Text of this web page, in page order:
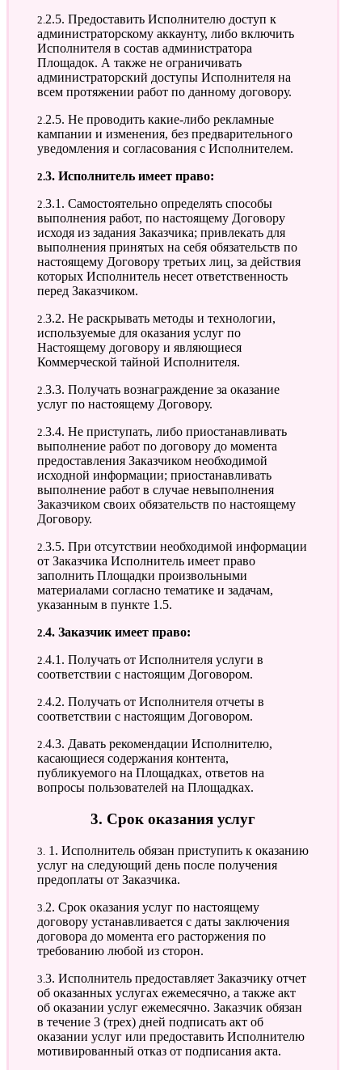
2.2.5. Предоставить Исполнителю доступ к
администраторскому аккаунту, либо включить
Исполнителя в состав администратора
Площадок. А также не ограничивать
администраторский доступы Исполнителя на
всем протяжении работ по данному договору.
2.2.5. Не проводить какие-либо рекламные
кампании и изменения, без предварительного
уведомления и согласования с Исполнителем.
2.3. Исполнитель имеет право:
2.3.1. Самостоятельно определять способы
выполнения работ, по настоящему Договору
исходя из задания Заказчика; привлекать для
выполнения принятых на себя обязательств по
настоящему Договору третьих лиц, за действия
которых Исполнитель несет ответственность
перед Заказчиком.
2.3.2. Не раскрывать методы и технологии,
используемые для оказания услуг по
Настоящему договору и являющиеся
Коммерческой тайной Исполнителя.
2.3.3. Получать вознаграждение за оказание
услуг по настоящему Договору.
2.3.4. Не приступать, либо приостанавливать
выполнение работ по договору до момента
предоставления Заказчиком необходимой
исходной информации; приостанавливать
выполнение работ в случае невыполнения
Заказчиком своих обязательств по настоящему
Договору.
2.3.5. При отсутствии необходимой информации
от Заказчика Исполнитель имеет право
заполнить Площадки произвольными
материалами согласно тематике и задачам,
указанным в пункте 1.5.
2.4. Заказчик имеет право:
2.4.1. Получать от Исполнителя услуги в
соответствии с настоящим Договором.
2.4.2. Получать от Исполнителя отчеты в
соответствии с настоящим Договором.
2.4.3. Давать рекомендации Исполнителю,
касающиеся содержания контента,
публикуемого на Площадках, ответов на
вопросы пользователей на Площадках.
3. Срок оказания услуг
3. 1. Исполнитель обязан приступить к оказанию
услуг на следующий день после получения
предоплаты от Заказчика.
3.2. Срок оказания услуг по настоящему
договору устанавливается с даты заключения
договора до момента его расторжения по
требованию любой из сторон.
3.3. Исполнитель предоставляет Заказчику отчет
об оказанных услугах ежемесячно, а также акт
об оказании услуг ежемесячно. Заказчик обязан
в течение 3 (трех) дней подписать акт об
оказании услуг или предоставить Исполнителю
мотивированный отказ от подписания акта.